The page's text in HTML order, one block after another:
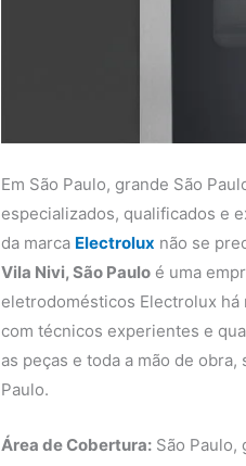
Em São Paulo, grande São
especializados, qualificados e
da marca Electrolux não se
Vila Nivi, São Paulo é uma
eletrodomésticos Electrolux há
com técnicos experientes e
as peças e toda a mão de
Paulo.
Área de Cobertura: São Paulo,